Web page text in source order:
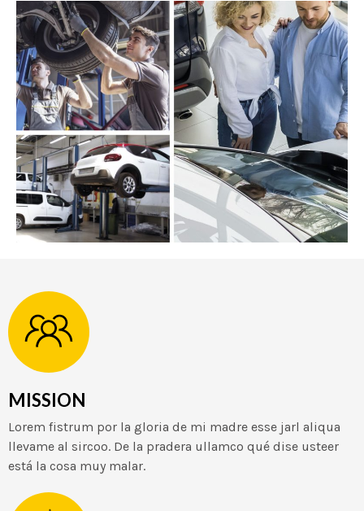
MISSION
Lorem fistrum por la gloria de mi madre esse jarl aliqua
llevame al sircoo. De la pradera ullamco qué dise usteer
está la cosa muy malar.